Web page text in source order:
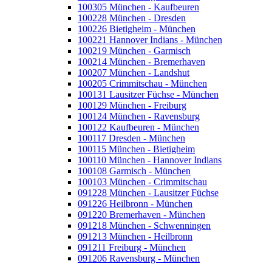
100305 München - Kaufbeuren
100228 München - Dresden
100226 Bietigheim - München
100221 Hannover Indians - München
100219 München - Garmisch
100214 München - Bremerhaven
100207 München - Landshut
100205 Crimmitschau - München
100131 Lausitzer Füchse - München
100129 München - Freiburg
100124 München - Ravensburg
100122 Kaufbeuren - München
100117 Dresden - München
100115 München - Bietigheim
100110 München - Hannover Indians
100108 Garmisch - München
100103 München - Crimmitschau
091228 München - Lausitzer Füchse
091226 Heilbronn - München
091220 Bremerhaven - München
091218 München - Schwenningen
091213 München - Heilbronn
091211 Freiburg - München
091206 Ravensburg - München